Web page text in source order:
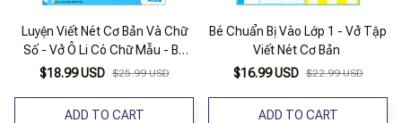
Luyện Viết Nét Cơ Bản Và Chữ
Số - Vở Ô Li Có Chữ Mẫu - Bé
Chuẩn Bị Vào Lớp 1
$18.99 USD $25.99 USD
ADD TO CART
Bé Chuẩn Bị Vào Lớp 1 - Vở Tập
Viết Nét Cơ Bản
$16.99 USD $22.99 USD
ADD TO CART